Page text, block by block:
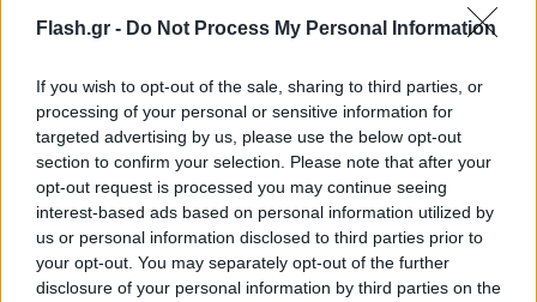
Flash.gr - Do Not Process My Personal Information
If you wish to opt-out of the sale, sharing to third parties, or
processing of your personal or sensitive information for
targeted advertising by us, please use the below opt-out
section to confirm your selection. Please note that after your
opt-out request is processed you may continue seeing
interest-based ads based on personal information utilized by
us or personal information disclosed to third parties prior to
your opt-out. You may separately opt-out of the further
disclosure of your personal information by third parties on the